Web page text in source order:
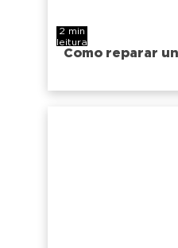
2 min
leitura
Como reparar